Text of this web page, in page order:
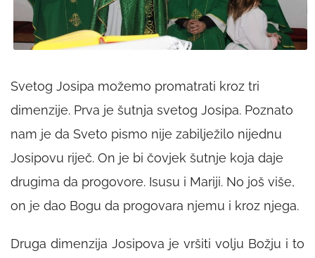
Svetog Josipa možemo promatrati kroz tri
dimenzije. Prva je šutnja svetog Josipa. Poznato
nam je da Sveto pismo nije zabilježilo nijednu
Josipovu riječ. On je bi čovjek šutnje koja daje
drugima da progovore. Isusu i Mariji. No još više,
on je dao Bogu da progovara njemu i kroz njega.
Druga dimenzija Josipova je vršiti volju Božju i to